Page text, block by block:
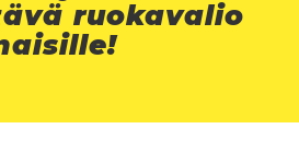
ruokavalio